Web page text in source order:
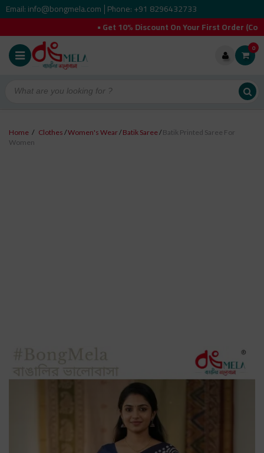
Email: info@bongmela.com Phone: +91 8296432733
• Get 10% Discount On Your First Order
0
Home / Clothes /Women's Wear/Batik Saree/Batik Printed Saree For
Women